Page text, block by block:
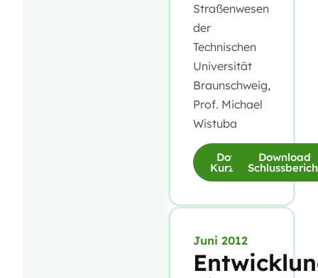
Straßenwesen
der
Technischen
Universität
Braunschweig,
Prof. Michael
Wistuba
Download
Kurzfassung
Download
Juni 2012